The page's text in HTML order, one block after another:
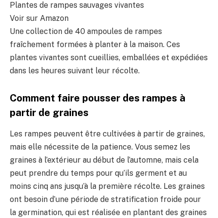
Plantes de rampes sauvages vivantes
Voir sur Amazon
Une collection de 40 ampoules de rampes
fraîchement formées à planter à la maison. Ces
plantes vivantes sont cueillies, emballées et expédiées
dans les heures suivant leur récolte.
Comment faire pousser des rampes à
partir de graines
Les rampes peuvent être cultivées à partir de graines,
mais elle nécessite de la patience. Vous semez les
graines à l’extérieur au début de l’automne, mais cela
peut prendre du temps pour qu’ils germent et au
moins cinq ans jusqu’à la première récolte. Les graines
ont besoin d’une période de stratification froide pour
la germination, qui est réalisée en plantant des graines